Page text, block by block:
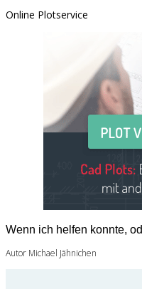
Online Plotservice
Wenn ich helfen konnte,
Autor Michael Jähnichen